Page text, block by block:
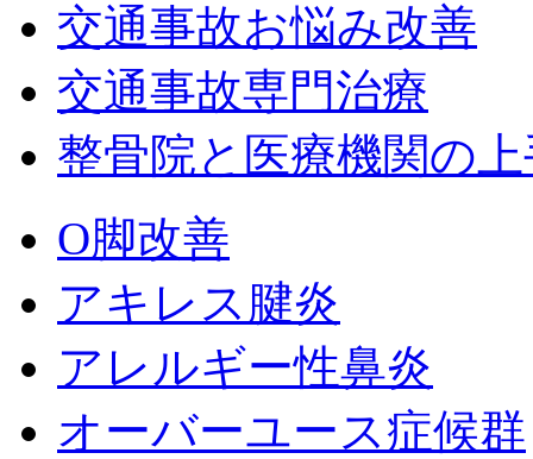
交通事故お悩み改善
交通事故専門治療
整骨院と医療機関の
O脚改善
アキレス腱炎
アレルギー性鼻炎
オーバーユース症候群